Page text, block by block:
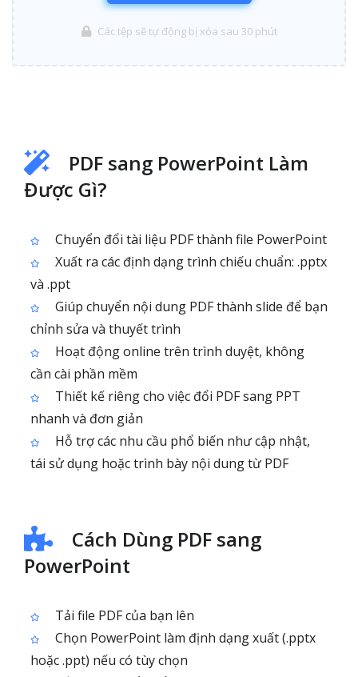
Các tệp sẽ tự động bị xóa sau 30 phút
PDF sang PowerPoint Làm
Được Gì?
Chuyển đổi tài liệu PDF thành file PowerPoint
Xuất ra các định dạng trình chiếu chuẩn: .pptx
và .ppt
Giúp chuyển nội dung PDF thành slide để bạn
chỉnh sửa và thuyết trình
Hoạt động online trên trình duyệt, không
cần cài phần mềm
Thiết kế riêng cho việc đổi PDF sang PPT
nhanh và đơn giản
Hỗ trợ các nhu cầu phổ biến như cập nhật,
tái sử dụng hoặc trình bày nội dung từ PDF
Cách Dùng PDF sang
PowerPoint
Tải file PDF của bạn lên
Chọn PowerPoint làm định dạng xuất (.pptx
hoặc .ppt) nếu có tùy chọn